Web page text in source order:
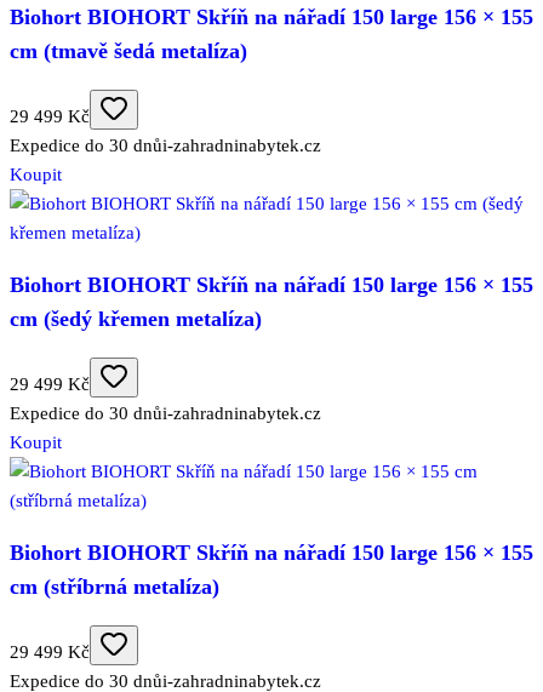
Biohort BIOHORT Skříň na nářadí 150 large 156 × 155
cm (tmavě šedá metalíza)
29 499 Kč
Expedice do 30 dnůi-zahradninabytek.cz
Koupit
Biohort BIOHORT Skříň na nářadí 150 large 156 × 155
cm (šedý křemen metalíza)
29 499 Kč
Expedice do 30 dnůi-zahradninabytek.cz
Koupit
Biohort BIOHORT Skříň na nářadí 150 large 156 × 155
cm (stříbrná metalíza)
29 499 Kč
Expedice do 30 dnůi-zahradninabytek.cz